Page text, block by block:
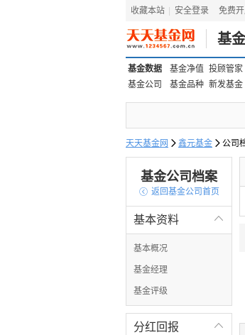
收藏本站 安全登录 免费开
基
基金数据 基金净值 投顾管家
基金公司
基金品种 新发基金
天天基金网  鑫元基金  公司
基金公司档案
 返回基金公司首页

基本资料
基本概况
基金经理
基金评级

分红回报